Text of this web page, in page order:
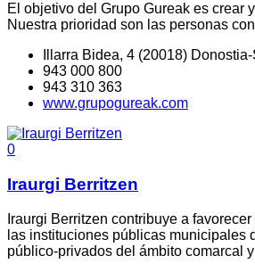
El objetivo del Grupo Gureak es crear
Nuestra prioridad son las personas
Illarra Bidea, 4 (20018)
943 000 800
943 310 363
www.grupogureak.com
0
Iraurgi Berritzen
Iraurgi Berritzen contribuye a
las instituciones públicas municipales
público-privados del ámbito comarcal